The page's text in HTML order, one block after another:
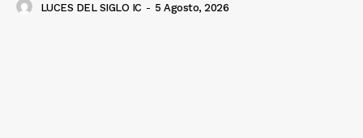
LUCES DEL SIGLO IC - 5 Agosto, 2026